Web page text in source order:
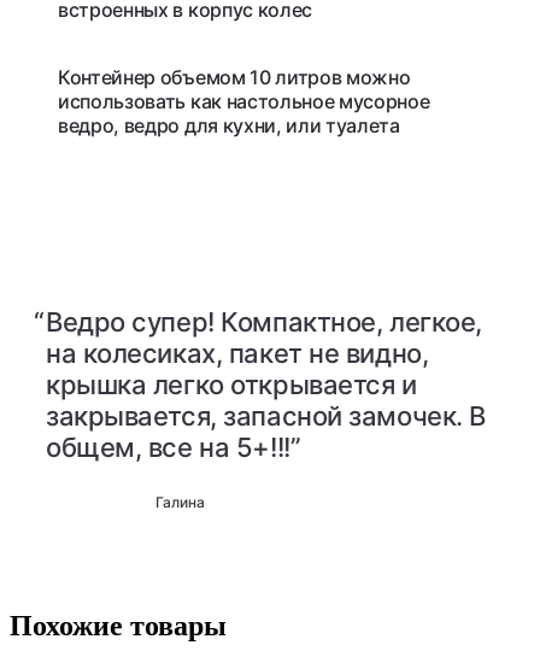
встроенных в корпус колес
Контейнер объемом 10 литров можно
использовать как настольное мусорное
ведро, ведро для кухни, или туалета
“Ведро супер! Компактное, легкое,
на колесиках, пакет не видно,
крышка легко открывается и
закрывается, запасной замочек. В
общем, все на 5+!!!”
Галина
Похожие товары